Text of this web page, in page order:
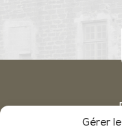
Gérer